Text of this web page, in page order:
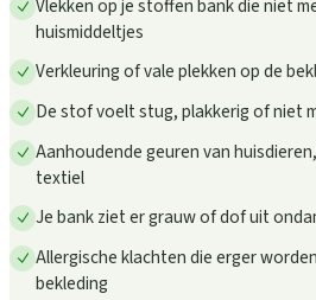
Vlekken op je stoffen bank die niet
huismiddeltjes
Verkleuring of vale plekken op de
De stof voelt stug, plakkerig of niet
Aanhoudende geuren van
textiel
Je bank ziet er grauw of dof uit
Allergische klachten die erger
bekleding